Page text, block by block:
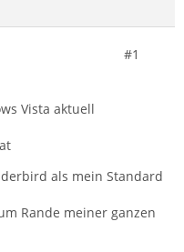
#1
Vista aktuell
als mein Standard
Rande meiner ganzen